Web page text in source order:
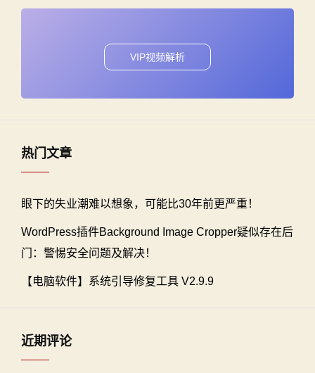
VIP视频解析
热门文章
眼下的失业潮难以想象，可能比30年前更严重！
WordPress插件Background Image Cropper疑似存在后
门：警惕安全问题及解决！
【电脑软件】系统引导修复工具 V2.9.9
近期评论